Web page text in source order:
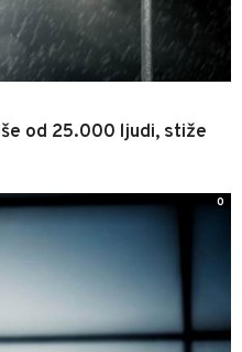
od 25.000 ljudi, stiže
0